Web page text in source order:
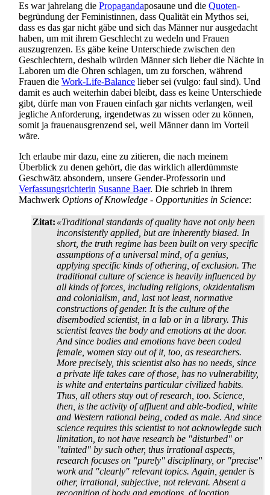
Es war jahrelang die Propaganda­posaune und die Quoten­
begründung der Feministinnen, dass Qualität ein Mythos sei,
dass es das gar nicht gäbe und sich das Männer nur ausgedacht
haben, um mit ihrem Geschlecht zu wedeln und Frauen
auszugrenzen. Es gäbe keine Unterschiede zwischen den
Geschlechtern, deshalb würden Männer sich lieber die Nächte in
Laboren um die Ohren schlagen, um zu forschen, während
Frauen die Work-Life-Balance lieber sei (vulgo: faul sind). Und
damit es auch weiterhin dabei bleibt, dass es keine Unterschiede
gibt, dürfe man von Frauen einfach gar nichts verlangen, weil
jegliche Anforderung, irgendetwas zu wissen oder zu können,
somit ja frauen­ausgrenzend sei, weil Männer dann im Vorteil
wäre.
Ich erlaube mir dazu, eine zu zitieren, die nach meinem
Überblick zu denen gehört, die das wirklich allerdümmste
Geschwätz absondern, unsere Gender-Professorin und
Verfassungsrichterin Susanne Baer. Die schrieb in ihrem
Machwerk Options of Knowledge - Opportunities in Science:
Zitat: «Traditional standards of quality have not only been
inconsistently applied, but are inherently biased. In
short, the truth regime has been built on very specific
assumptions of a universal mind, of a genius,
applying specific kinds of othering, of exclusion. The
traditional culture of science is heavily influenced by
all kinds of forces, including religions, okzidentalism
and colonialism, and, last not least, normative
constructions of gender. It is the culture of the
disembodied scientist, in a lab or in a library. This
scientist leaves the body and emotions at the door.
And since bodies and emotions have been coded
female, women stay out of it, too, as researchers.
More precisely, this scientist also has no needs, since
a private life takes care of those, has no vulnerability,
is white and entertains particular civilized habits.
Thus, all others stay out of research, too. Science,
then, is the activity of affluent and able-bodied, white
and Western rational being, coded as male. And since
science requires this scientist to not acknowlegde such
limitation, to not have research be "disturbed" or
"tainted" by such other, thus irrational aspects,
research focuses on "purely" disciplinary, or "precise"
work and "clearly" relevant topics. Again, gender is
other, irrational, subjective, not relevant. Absent a